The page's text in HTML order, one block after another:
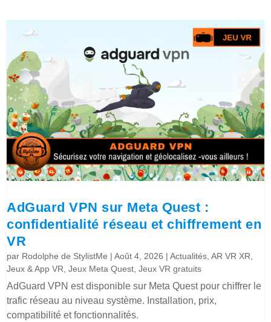
AdGuard VPN sur Meta Quest :
confidentialité réseau et chiffrement en
VR
par Rodolphe de StylistMe |Août 4, 2026 |Actualités ,AR VR XR
Jeux & App VR ,Jeux Meta Quest ,Jeux VR gratuits
AdGuard VPN est disponible sur Meta Quest pour chiffrer le
trafic réseau au niveau système. Installation, prix,
compatibilité et fonctionnalités.